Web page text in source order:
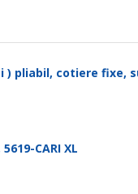
pliabil, cotiere fixe,
CARI XL